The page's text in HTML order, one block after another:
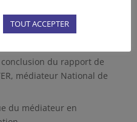
récents
conclusion du rapport de
médiateur National de
du médiateur en
TOUT ACCEPTER